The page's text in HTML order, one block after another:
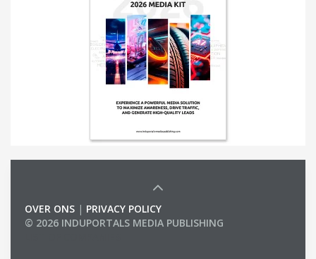
OVER ONS | PRIVACY POLICY
© 2026 INDUPORTALS MEDIA PUBLISHING